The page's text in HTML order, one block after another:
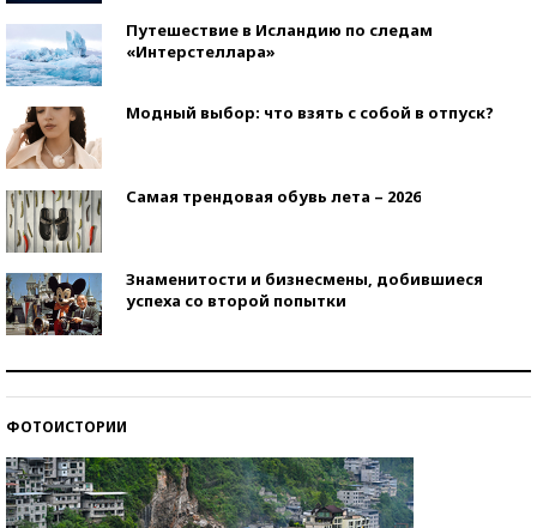
Путешествие в Исландию по следам
«Интерстеллара»
Модный выбор: что взять с собой в отпуск?
Самая трендовая обувь лета – 2026
Знаменитости и бизнесмены, добившиеся
успеха со второй попытки
ФОТОИСТОРИИ